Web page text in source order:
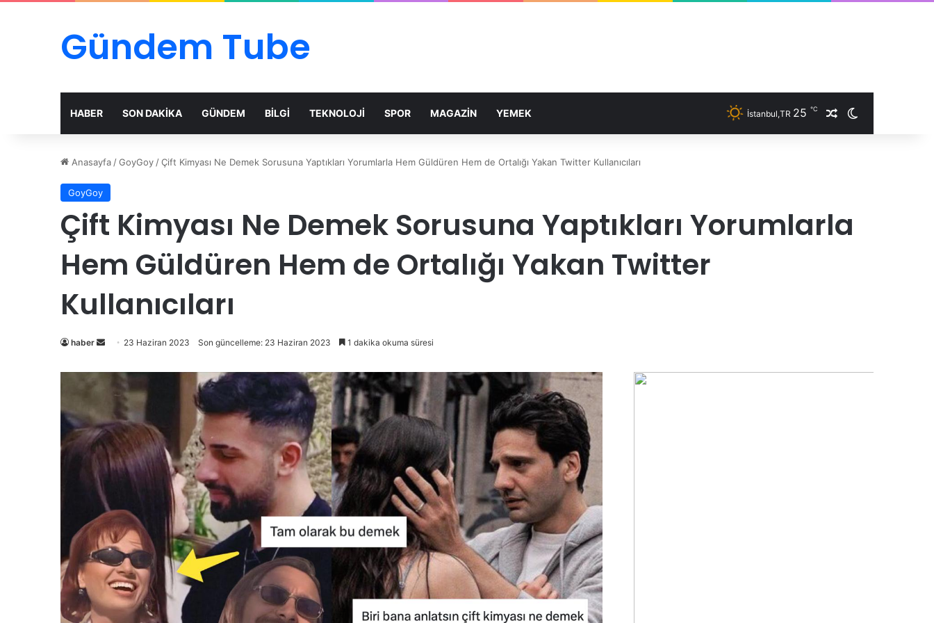
Gündem Tube
HABER SON DAKİKA GÜNDEM BİLGİ TEKNOLOJİ SPOR MAGAZİN YEMEK İstanbul,TR 25 ℃
Anasayfa /GoyGoy /Çift Kimyası Ne Demek Sorusuna Yaptıkları Yorumlarla Hem Güldüren Hem de Ortalığı Yakan Twitter Kullanıcıları
GoyGoy
Çift Kimyası Ne Demek Sorusuna Yaptıkları Yorumlarla
Hem Güldüren Hem de Ortalığı Yakan Twitter
Kullanıcıları
haber
Bir
posta
göndermek
23 Haziran 2023 Son güncelleme: 23 Haziran 2023 1 dakika okuma süresi